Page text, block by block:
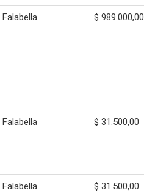
Falabella $ 989.000,00
Falabella $ 31.500,00
Falabella $ 31.500,00